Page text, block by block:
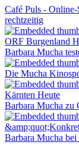
Café Puls -
rechtzeitig
Barbara Mucha
Die Mucha
Barbara Mucha zu
Barbara Mucha